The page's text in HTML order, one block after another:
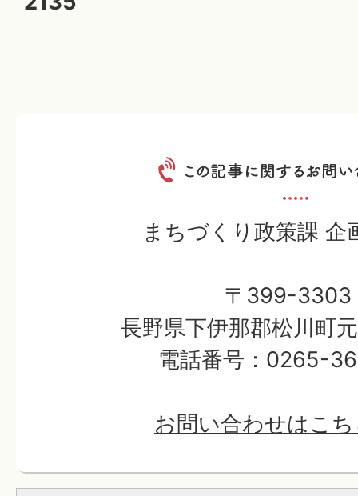
まちづくり政策課 企
〒399-3303
長野県下伊那郡松川町
電話番号：0265-
お問い合わせはこ